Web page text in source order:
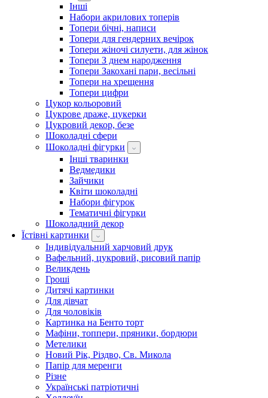
Інші
Набори акрилових топерів
Топери бічні, написи
Топери для гендерних вечірок
Топери жіночі силуети, для жінок
Топери З днем ​​народження
Топери Закохані пари, весільні
Топери на хрещення
Топери цифри
Цукор кольоровий
Цукрове драже, цукерки
Цукровий декор, безе
Шоколадні сфери
Шоколадні фігурки
Інші тваринки
Ведмедики
Зайчики
Квіти шоколадні
Набори фігурок
Тематичні фігурки
Шоколадний декор
Їстівні картинки
Індивідуальний харчовий друк
Вафельний, цукровий, рисовий папір
Великдень
Гроші
Дитячі картинки
Для дівчат
Для чоловіків
Картинка на Бенто торт
Мафіни, топпери, пряники, бордюри
Метелики
Новий Рік, Різдво, Св. Микола
Папір для меренги
Різне
Українські патріотичні